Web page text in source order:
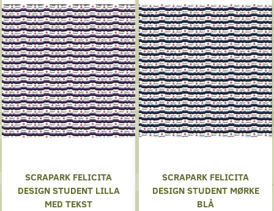
SCRAPARK FELICITA
DESIGN STUDENT LILLA
MED TEKST
SCRAPARK FELICITA
DESIGN STUDENT MØRKE
BLÅ